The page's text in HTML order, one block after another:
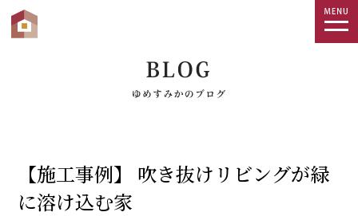
【施工事例】 吹き抜けリビングが緑
に溶け込む家